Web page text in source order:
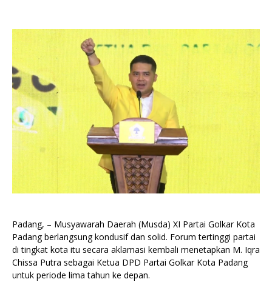
Padang, – Musyawarah Daerah (Musda) XI Partai Golkar Kota
Padang berlangsung kondusif dan solid. Forum tertinggi partai
di tingkat kota itu secara aklamasi kembali menetapkan M. Iqra
Chissa Putra sebagai Ketua DPD Partai Golkar Kota Padang
untuk periode lima tahun ke depan.